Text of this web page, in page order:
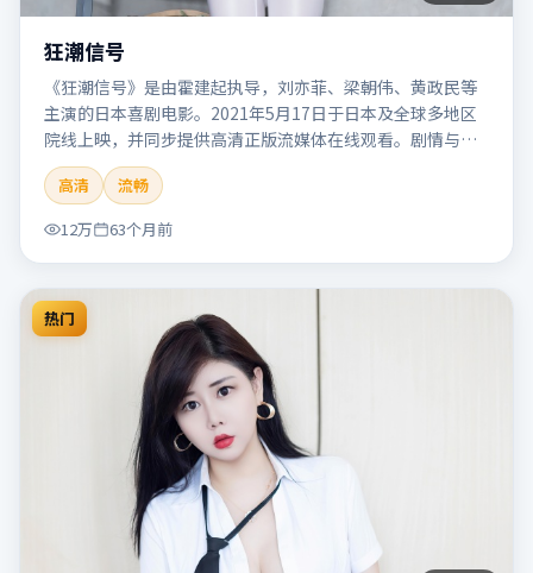
狂潮信号
《狂潮信号》是由霍建起执导，刘亦菲、梁朝伟、黄政民等
主演的日本喜剧电影。2021年5月17日于日本及全球多地区
院线上映，并同步提供高清正版流媒体在线观看。剧情与看
点：笑点自然生活化，轻松解压，适合全家或朋友一起观
看。本片适合检索「狂潮信号」「霍建起」「喜剧」「日
本」「2021」「2021-05-17上映」等关键词的影迷阅读简介
与主创信息。
高清
流畅
12万
63个月前
热门